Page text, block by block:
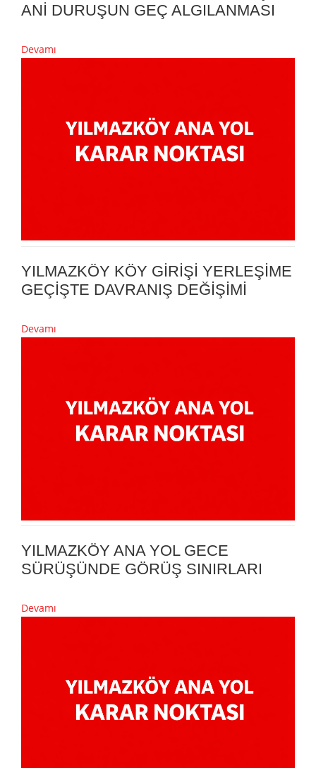
ANİ DURUŞUN GEÇ ALGILANMASI
Devamı
YILMAZKÖY KÖY GİRİŞİ YERLEŞİME
GEÇİŞTE DAVRANIŞ DEĞİŞİMİ
Devamı
YILMAZKÖY ANA YOL GECE
SÜRÜŞÜNDE GÖRÜŞ SINIRLARI
Devamı